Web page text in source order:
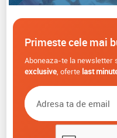
Primeste cele mai
Aboneaza-te la newsletter
exclusive, oferte last